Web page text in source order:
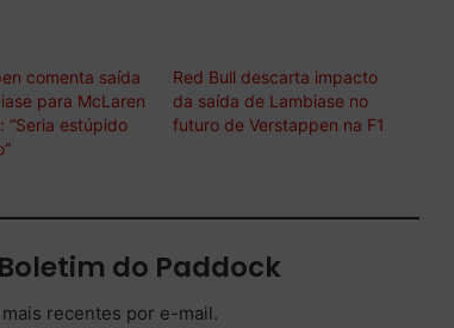
comenta saída
para McLaren
“Seria estúpido
Red Bull descarta impacto
da saída de Lambiase no
futuro de Verstappen na F1
do Paddock
recentes por e-mail.